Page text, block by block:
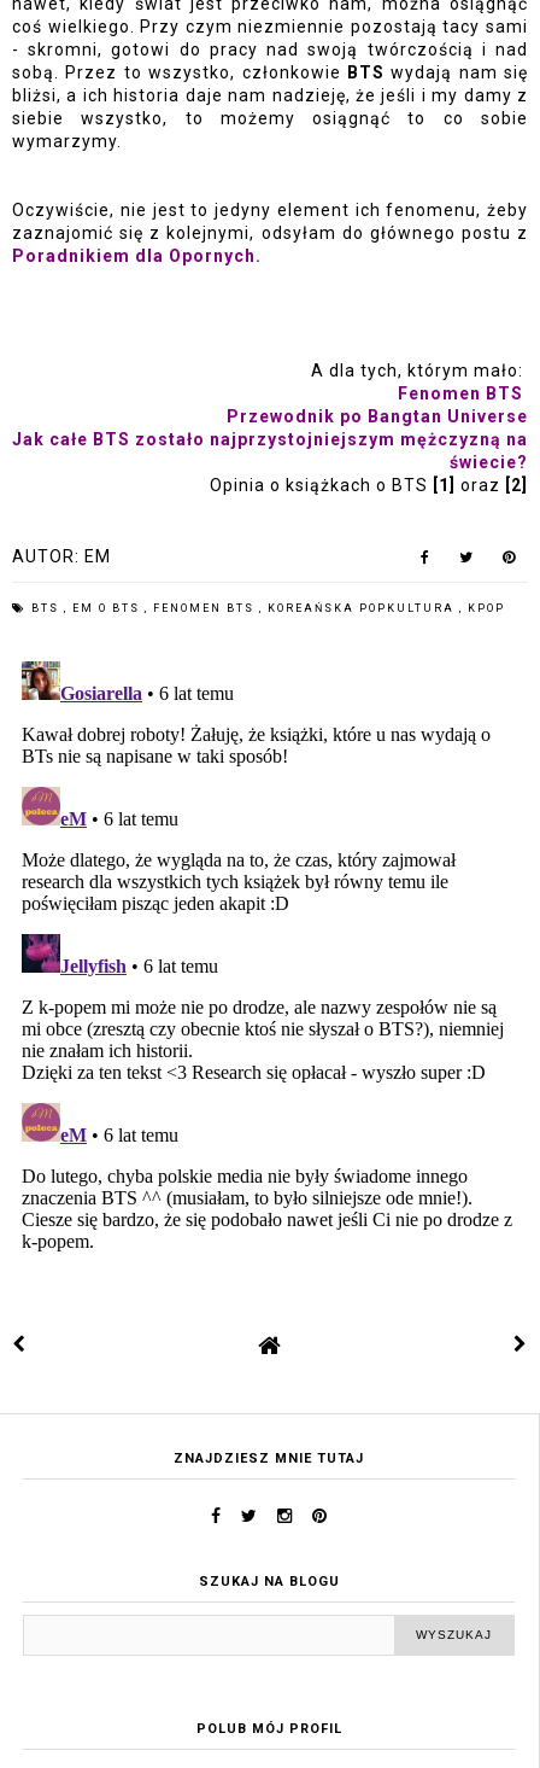
nawet, kiedy świat jest przeciwko nam, można osiągnąć
coś wielkiego. Przy czym niezmiennie pozostają tacy sami
- skromni, gotowi do pracy nad swoją twórczością i nad
sobą. Przez to wszystko, członkowie
BTS wydają nam się
bliżsi, a ich historia daje nam nadzieję, że jeśli i my damy z
siebie wszystko, to możemy osiągnąć to co sobie
wymarzymy.
Oczywiście, nie jest to jedyny element ich fenomenu, żeby
Poradnikiem dla Opornych.
A dla tych, którym mało:
Fenomen BTS
Przewodnik po Bangtan Universe
Jak całe BTS zostało najprzystojniejszym mężczyzną na
świecie?
Opinia o książkach o BTS
[1] oraz [2]
AUTOR: EM
BTS , EM O BTS , FENOMEN BTS , KOREAŃSKA POPKULTURA , KPOP
ZNAJDZIESZ MNIE TUTAJ
SZUKAJ NA BLOGU
POLUB MÓJ PROFIL